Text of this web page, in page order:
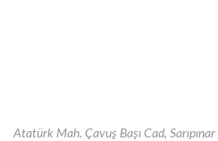
Atatürk Mah. Çavuş Başı Cad, Sarıpınar